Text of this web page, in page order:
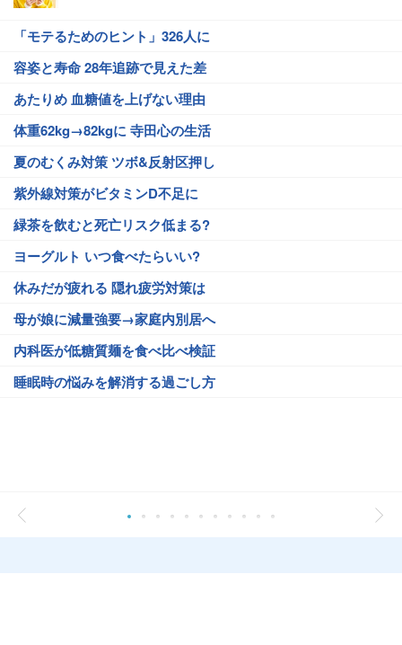
「モテるためのヒント」326人に
容姿と寿命 28年追跡で見えた差
あたりめ 血糖値を上げない理由
体重62kg→82kgに 寺田心の生活
夏のむくみ対策 ツボ&反射区押し
紫外線対策がビタミンD不足に
緑茶を飲むと死亡リスク低まる?
ヨーグルト いつ食べたらいい?
休みだが疲れる 隠れ疲労対策は
母が娘に減量強要→家庭内別居へ
内科医が低糖質麺を食べ比べ検証
睡眠時の悩みを解消する過ごし方